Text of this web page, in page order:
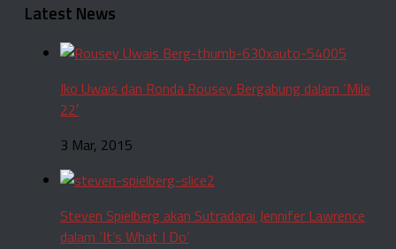
Latest News
Iko Uwais dan Ronda Rousey Bergabung dalam ‘Mile
22′
3 Mar, 2015
Steven Spielberg akan Sutradarai Jennifer Lawrence
dalam ‘It’s What I Do’